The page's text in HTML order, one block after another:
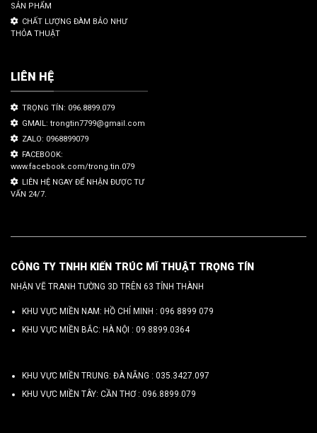
SẢN PHẨM
CHẤT LƯỢNG ĐÀM BẢO NHƯ
THỎA THUẬT
LIÊN HỆ
TRỌNG TÍN: 096.8899.079
GMAIL: trongtin7799@gmail.com
ZALO: 0968899079
FACEBOOK:
www.facebook.com/trong.tin.079
LIÊN HỆ NGAY ĐỂ NHẬN ĐƯỢC TƯ
VẤN 24/7.
CÔNG TY TNHH KIẾN TRÚC MĨ THUẬT TRỌNG TÍN
NHẬN VẼ TRANH TƯỜNG 3D TRÊN 63 TỈNH THÀNH
KHU VỰC MIỀN NAM: HỒ CHÍ MINH : 096 8899 079
KHU VỰC MIỀN BẮC: HÀ NỘI : 09.8899.0364
KHU VỰC MIỀN TRUNG: ĐÀ NẴNG : 035.3427.097
KHU VỰC MIỀN TÂY: CẦN THƠ : 096.8899.079